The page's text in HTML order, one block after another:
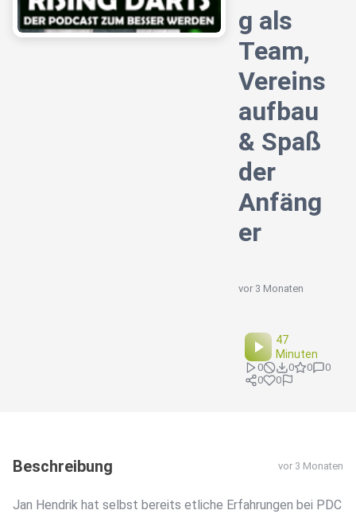
g als
Team,
Vereins
aufbau
& Spaß
der
Anfäng
er
vor 3 Monaten
47
Minuten
0 0 0
0
0
0
Beschreibung vor 3 Monaten
Jan Hendrik hat selbst bereits etliche Erfahrungen bei PDC